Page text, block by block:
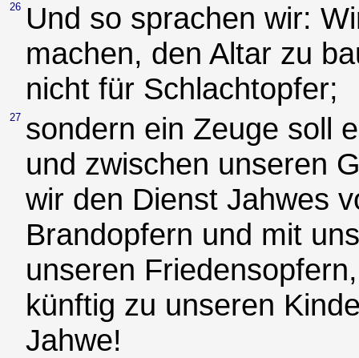
26 Und so sprachen wir:
machen, den Altar zu
nicht für Schlachtopfer;
27 sondern ein Zeuge soll
und zwischen unseren
wir den Dienst Jahwes
Brandopfern und mit
unseren
künftig zu unseren
Jahwe!